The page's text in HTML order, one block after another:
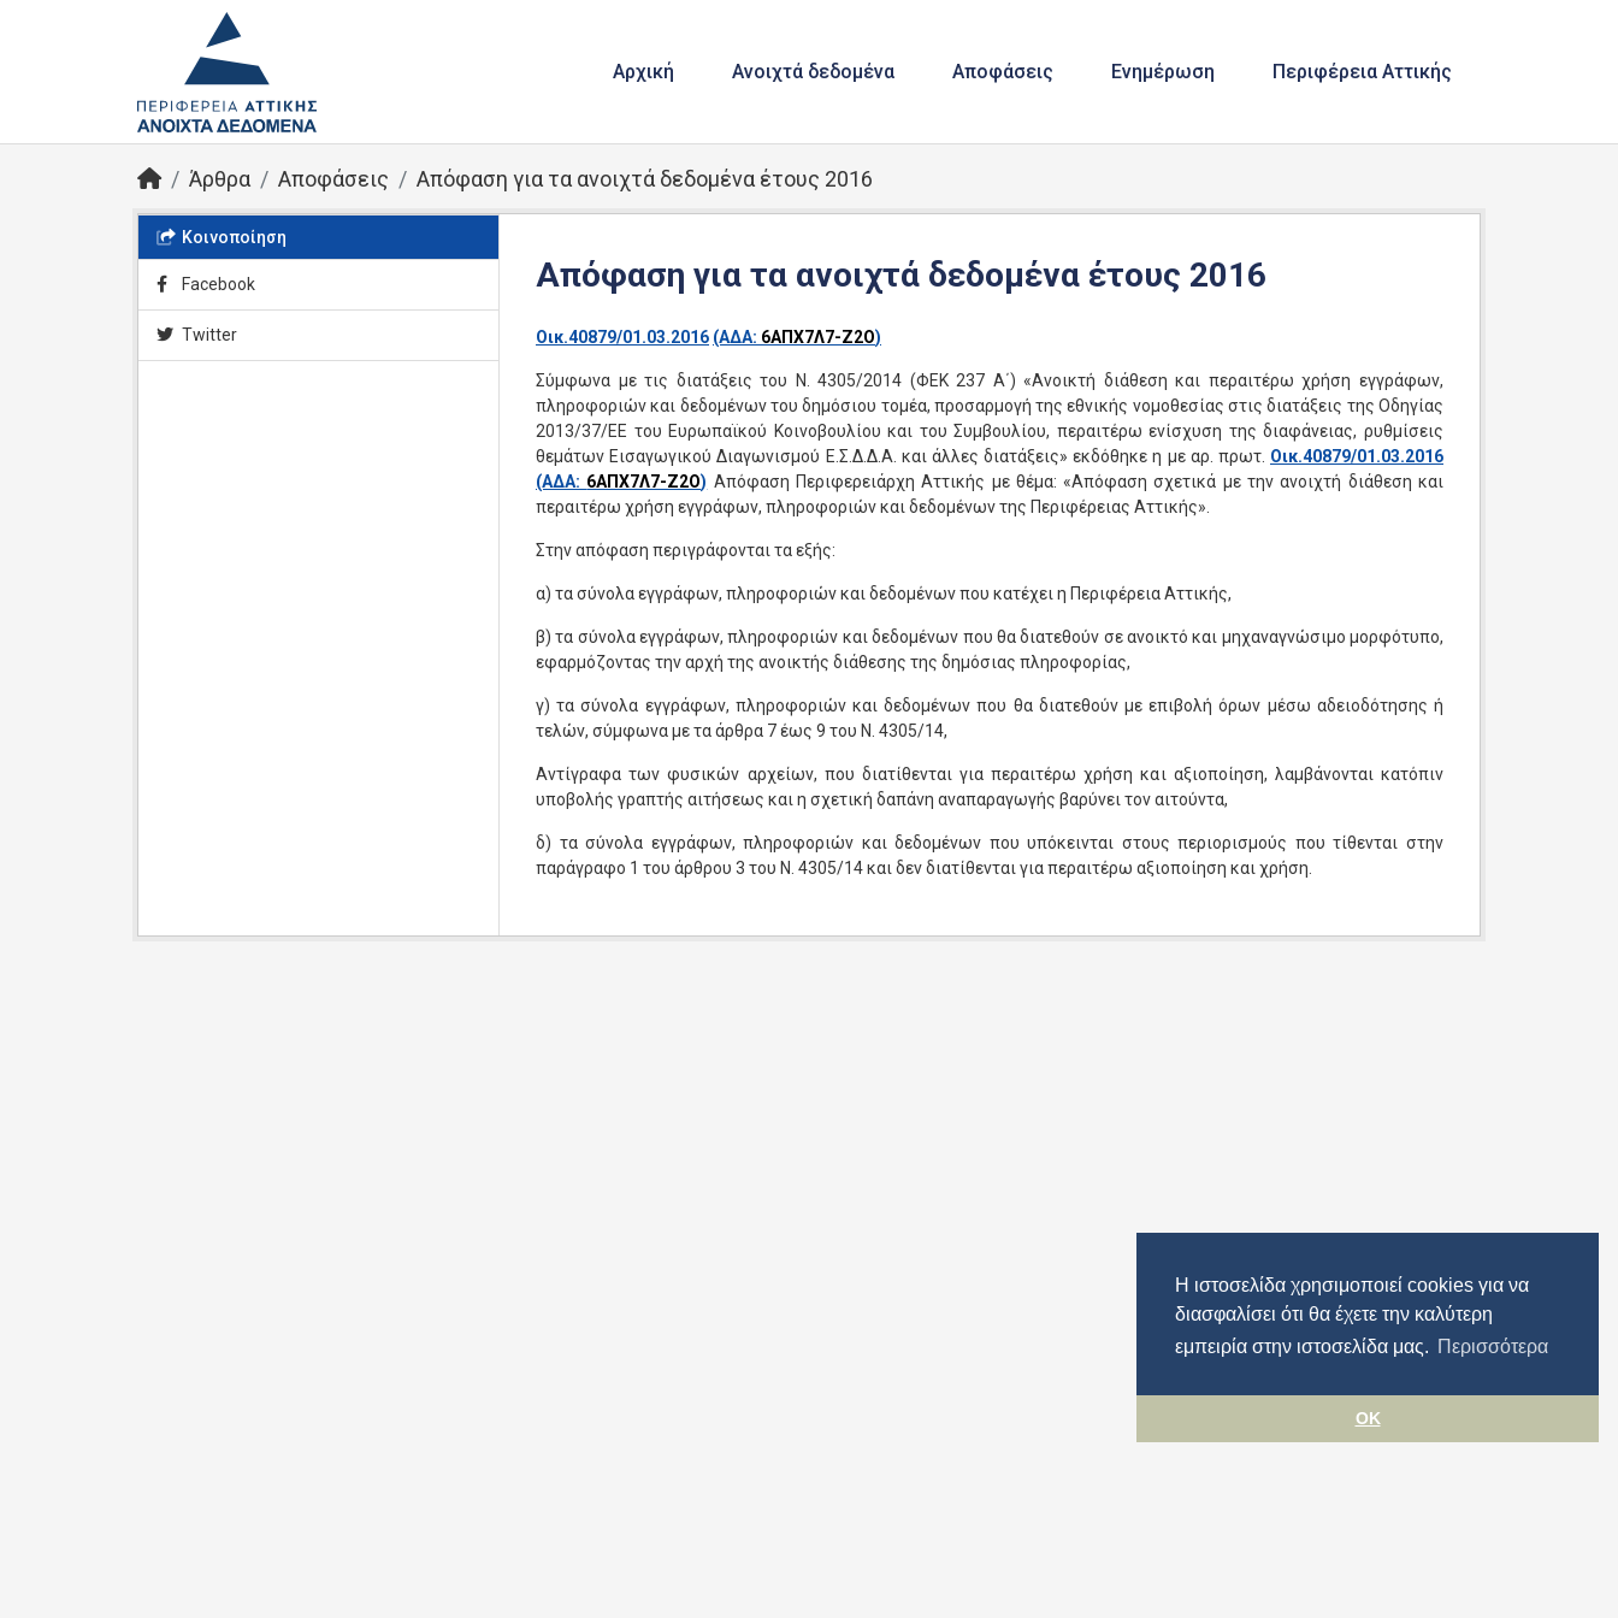
Η ιστοσελίδα χρησιμοποιεί cookies για να
διασφαλίσει ότι θα έχετε την καλύτερη
εμπειρία στην ιστοσελίδα μας. Περισσότερα
OK
Αρχική Ανοιχτά δεδομένα Αποφάσεις Ενημέρωση Περιφέρεια Αττικής
Άρθρα Αποφάσεις Απόφαση για τα ανοιχτά δεδομένα έτους 2016
Κοινοποίηση
Facebook
Twitter
Απόφαση για τα ανοιχτά δεδομένα έτους 2016
Οικ.40879/01.03.2016 (ΑΔΑ: 6ΑΠΧ7Λ7-Ζ2Ο)
Σύμφωνα με τις διατάξεις του Ν. 4305/2014 (ΦΕΚ 237 Α΄) «Ανοικτή διάθεση και περαιτέρω χρήση εγγράφων,
πληροφοριών και δεδομένων του δημόσιου τομέα, προσαρμογή της εθνικής νομοθεσίας στις διατάξεις της Οδηγίας
2013/37/ΕΕ του Ευρωπαϊκού Κοινοβουλίου και του Συμβουλίου, περαιτέρω ενίσχυση της διαφάνειας, ρυθμίσεις
θεμάτων Εισαγωγικού Διαγωνισμού Ε.Σ.Δ.Δ.Α. και άλλες διατάξεις» εκδόθηκε η με αρ. πρωτ. Οικ.40879/01.03.2016
(ΑΔΑ: 6ΑΠΧ7Λ7-Ζ2Ο) Απόφαση Περιφερειάρχη Αττικής με θέμα: «Απόφαση σχετικά με την ανοιχτή διάθεση και
περαιτέρω χρήση εγγράφων, πληροφοριών και δεδομένων της Περιφέρειας Αττικής».
Στην απόφαση περιγράφονται τα εξής:
α) τα σύνολα εγγράφων, πληροφοριών και δεδομένων που κατέχει η Περιφέρεια Αττικής,
β) τα σύνολα εγγράφων, πληροφοριών και δεδομένων που θα διατεθούν σε ανοικτό και μηχαναγνώσιμο μορφότυπο,
εφαρμόζοντας την αρχή της ανοικτής διάθεσης της δημόσιας πληροφορίας,
γ) τα σύνολα εγγράφων, πληροφοριών και δεδομένων που θα διατεθούν με επιβολή όρων μέσω αδειοδότησης ή
τελών, σύμφωνα με τα άρθρα 7 έως 9 του N. 4305/14,
Αντίγραφα των φυσικών αρχείων, που διατίθενται για περαιτέρω χρήση και αξιοποίηση, λαμβάνονται κατόπιν
υποβολής γραπτής αιτήσεως και η σχετική δαπάνη αναπαραγωγής βαρύνει τον αιτούντα,
δ) τα σύνολα εγγράφων, πληροφοριών και δεδομένων που υπόκεινται στους περιορισμούς που τίθενται στην
παράγραφο 1 του άρθρου 3 του N. 4305/14 και δεν διατίθενται για περαιτέρω αξιοποίηση και χρήση.